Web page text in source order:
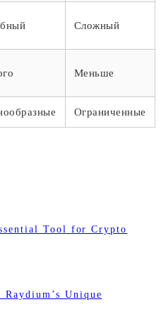
Сложный
Меньше
Ограниченные
Tool for Crypto
Unique